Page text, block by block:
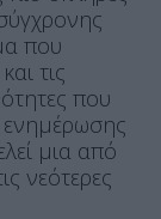
που
τις
που
ενημέρωσης
μια από
νεότερες